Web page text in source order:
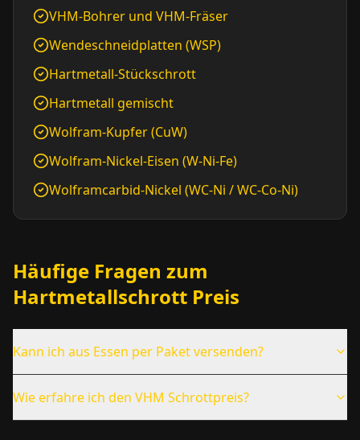
VHM-Bohrer und VHM-Fräser
Wendeschneidplatten (WSP)
Hartmetall-Stückschrott
Hartmetall gemischt
Wolfram-Kupfer (CuW)
Wolfram-Nickel-Eisen (W-Ni-Fe)
Wolframcarbid-Nickel (WC-Ni / WC-Co-Ni)
Häufige Fragen zum
Hartmetallschrott Preis
Kann ich aus Essen per Paket versenden?
Wie erfahre ich den VHM Schrottpreis?